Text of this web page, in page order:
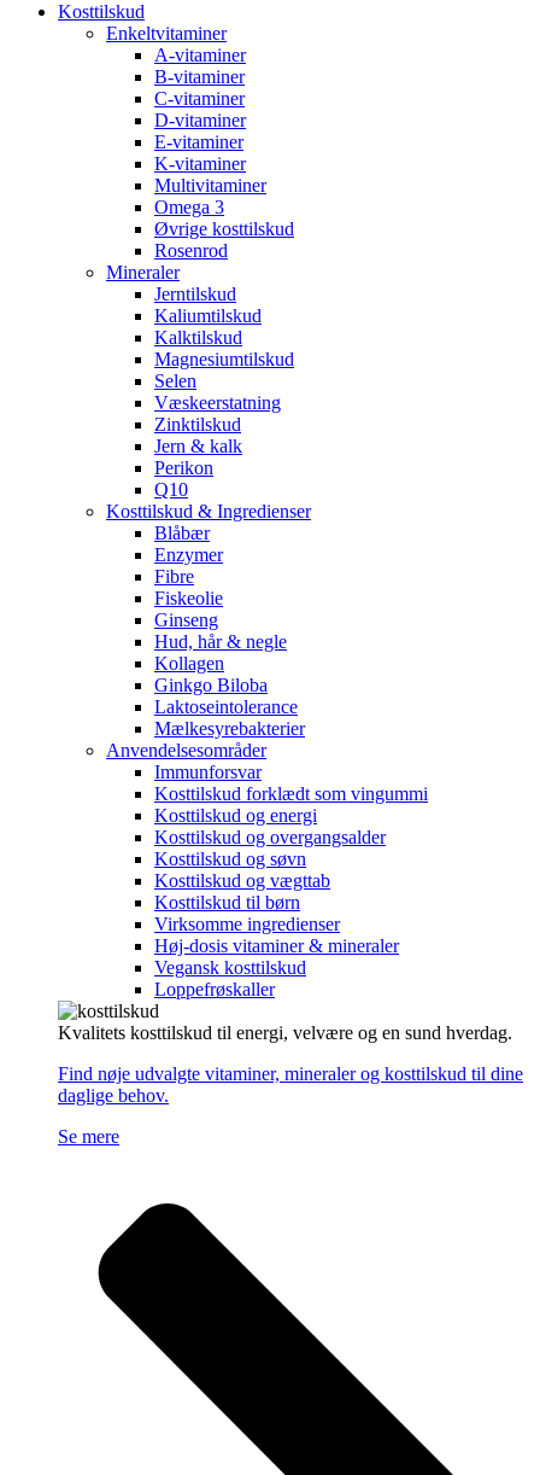
Kosttilskud
Enkeltvitaminer
A-vitaminer
B-vitaminer
C-vitaminer
D-vitaminer
E-vitaminer
K-vitaminer
Multivitaminer
Omega 3
Øvrige kosttilskud
Rosenrod
Mineraler
Jerntilskud
Kaliumtilskud
Kalktilskud
Magnesiumtilskud
Selen
Væskeerstatning
Zinktilskud
Jern & kalk
Perikon
Q10
Kosttilskud & Ingredienser
Blåbær
Enzymer
Fibre
Fiskeolie
Ginseng
Hud, hår & negle
Kollagen
Ginkgo Biloba
Laktoseintolerance
Mælkesyrebakterier
Anvendelsesområder
Immunforsvar
Kosttilskud forklædt som vingummi
Kosttilskud og energi
Kosttilskud og overgangsalder
Kosttilskud og søvn
Kosttilskud og vægttab
Kosttilskud til børn
Virksomme ingredienser
Høj-dosis vitaminer & mineraler
Vegansk kosttilskud
Loppefrøskaller
Kvalitets kosttilskud til energi, velvære og en sund hverdag.
Find nøje udvalgte vitaminer, mineraler og kosttilskud til dine
daglige behov.
Se mere